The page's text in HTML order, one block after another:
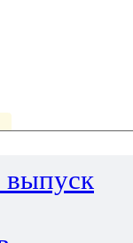
выпуск